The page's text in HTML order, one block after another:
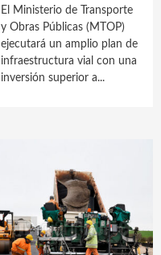
El Ministerio de Transporte
y Obras Públicas (MTOP)
ejecutará un amplio plan de
infraestructura vial con una
inversión superior a...